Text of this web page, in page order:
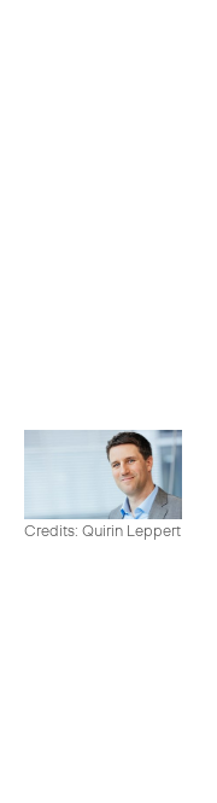
Credits: Quirin Leppert